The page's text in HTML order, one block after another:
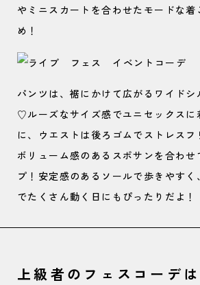
やミニスカートを合わせたモードな着
め！
パンツは、裾にかけて広がるワイド
♡ルーズなサイズ感でユニセックスに
に、ウエストは後ろゴムでストレス
ボリューム感のあるスポサンを合わせ
プ！安定感のあるソールで歩きやす
でたくさん動く日にもぴったりだよ！
上級者のフェスコーデ